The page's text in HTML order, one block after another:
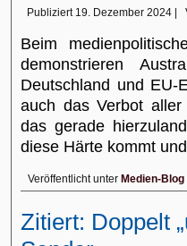
Publiziert 19. Dezember 2024
Beim
demonstrieren
Deutschland und EU-
auch das Verbot
das gerade
diese Härte kommt
Veröffentlicht unter Medien-Blog
Zitiert: Doppelt